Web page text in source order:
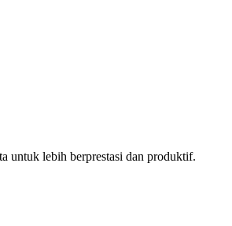
untuk lebih berprestasi dan produktif.